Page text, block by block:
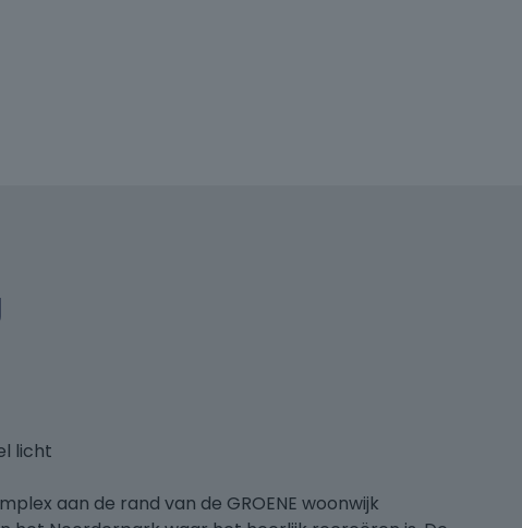
licht
aan de rand van de GROENE woonwijk